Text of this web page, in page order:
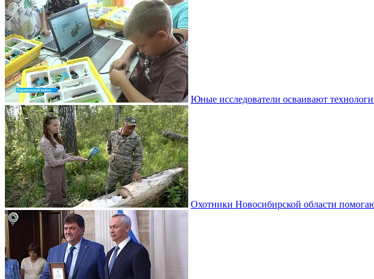
Юные исследователи осваивают
Охотники Новосибирской области